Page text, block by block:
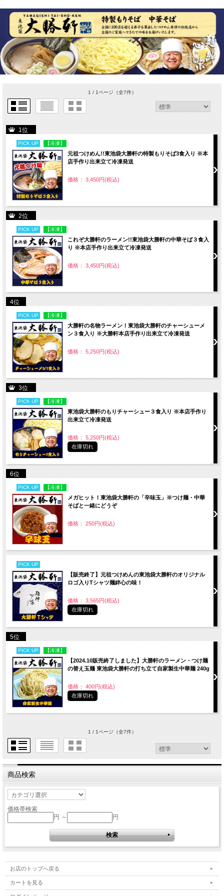
1 / 1ページ（全7件）
1位
PICK UP 【冷凍】
元祖つけめん!!東池袋大勝軒の特製もりそば3食入り ※本
店手作り出来立て冷凍発送
価格： 3,450円(税込)
2位
PICK UP 【冷凍】
これぞ大勝軒のラーメン!!東池袋大勝軒の中華そば３食入
り ※本店手作り出来立て冷凍発送
価格： 3,450円(税込)
4位
PICK UP 【冷凍】
大勝軒の名物ラーメン！東池袋大勝軒のチャーシューメ
ン３食入り ※大勝軒本店手作り出来立て冷凍発送
価格： 5,250円(税込)
3位
PICK UP 【冷凍】
東池袋大勝軒のもりチャーシュー３食入り ※本店手作り
出来立て冷凍発送
価格： 5,250円(税込)
在庫切れ
6位
PICK UP 【冷凍】
メガヒット！東池袋大勝軒の「辛味玉」※つけ麺・中華
そばと一緒にどうぞ
価格： 250円(税込)
PICK UP
【販売終了】元祖つけめんの東池袋大勝軒のオリジナル
ロゴ入りTシャツ麺絆心の味！
価格： 3,565円(税込)
在庫切れ
5位
PICK UP 【冷凍】
【2024.10販売終了しました】大勝軒のラーメン・つけ麺
の替え玉麺 東池袋大勝軒の打ち立て自家製生中華麺 240g
価格： 400円(税込)
在庫切れ
1 / 1ページ（全7件）
商品検索
価格帯検索
円 ～
円
お店のトップへ戻る
カートを見る